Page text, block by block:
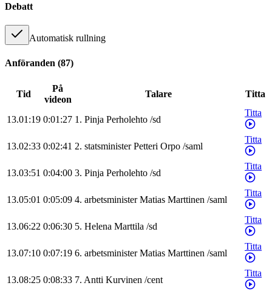
Debatt
Automatisk rullning
Anföranden (87)
Tid
På
videon
Talare Titta
13.01:19 0:01:27 1. Pinja Perholehto /sd
Titta
13.02:33 0:02:41 2. statsminister Petteri Orpo /saml
Titta
13.03:51 0:04:00 3. Pinja Perholehto /sd
Titta
13.05:01 0:05:09 4. arbetsminister Matias Marttinen /saml
Titta
13.06:22 0:06:30 5. Helena Marttila /sd
Titta
13.07:10 0:07:19 6. arbetsminister Matias Marttinen /saml
Titta
13.08:25 0:08:33 7. Antti Kurvinen /cent
Titta